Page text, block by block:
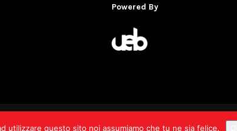
Powered By
n. 89366 del 19/12/2022 - D.D. Reg. Piem. n. 2507/
utilizzare questo sito noi assumiamo che tu ne sia felice.